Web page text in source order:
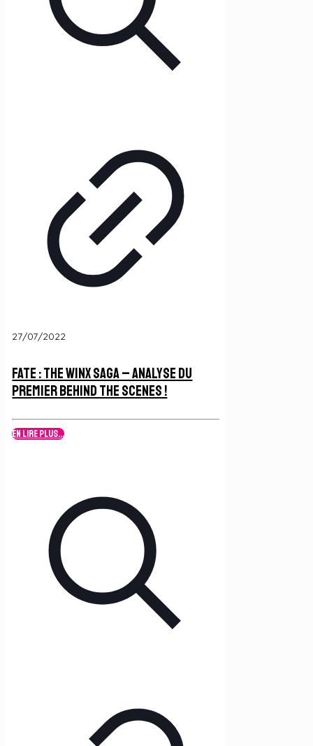
27/07/2022
Fate : The Winx Saga – Analyse du
Premier Behind The Scenes !
En lire plus...